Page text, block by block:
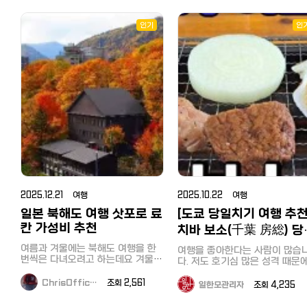
고 있습니다. 【주의사항】 본 쿠폰은,
세금 불포함 10,000엔 이상 면세로
구매 시 1회에 한해 유효합니다. 또
한, 이하의 상품은 할인 대상에서 제
외되며, 할인 조건에는 포함되지 않
으므로, 미리 양해 부탁드립니다.
【할인 대상 외 상품】 술, 담배,
POSA 카드, 단품 100,000엔(세금
불포함) 이상의 상품 및 가격 제한이
있는 상품 등 쿠폰은 반드시 결제 시
제시해 주시길 바랍니다. 결제 후, 쿠
폰을 제시하는 경우에는 사용이 불
가하오니 양해 부탁드립니다. 캡쳐
(스크린샷) 이미지는 사용할 수 없습
니다. 다른 할인이나 서비스, majica
카드와 함께 사용할 수 없습니다. 2.
최대급 드럭스토어인 마츠모토 키요
시의 할인 쿠폰입니다. 현지에서는
'마츠키요'로 불립니다^^ 내국인의
경우 보통 전용앱의 룰렛 등의 게임
으로 획득한 할인 쿠폰이나 점포에
서 나눠주는 쿠폰, 이전 구매때 받은
영수증을 사용하여 할인 받곤 합니
다. 구매금액에 따라 7%와 면세 할
인도 받을 수 있는 쿠폰입니다. 이
https://open.kakao.com/o/
일본인·외국인 → LINE 오픈챗
プンチャット「TOKYO TASTE
CREW ????????」
https://line.me/ti/g2/
※ 카카오톡을 쓰지 않으시는 분
LINE으로 입장하셔도 됩니다. 편하
신 채널로 입장해주세요. 문의:
tokyotastecrew@gmail.com
요. 동물 좋아하는 분들이라면 눈을
뗄 수 없는 시간이 될 거예요! 1. 눈망
울이 예쁜 '다마사슴(Fallow Deer)'
파라다이스 밸리에 들어서면 가장
먼저 우리를 반겨주는 친구들입니
다! 사진 속 아이들 좀 보세요. 점박
이 무늬가 매력적인 이 사슴들은 정
말 순하고 호기심이 많답니다. 홍길
동 투어 포인트: 저희 투어와 함께하
시면 현장에서 직접 먹이 주기 체험
을 하실 수 있어요. 손바닥에 먹이를
놓으면 사슴들이 조심스럽게 다가와
먹는 그 느낌! 아이들은 물론 어른들
도 금방 사슴의 매력에 푹 빠지게 된
답니다. 2. 뉴질랜드에서 만나는 '밀
림의 왕' 사자 뉴질랜드의 청정 자연
속에서 사자를 본다는 것, 상상해 보
셨나요? 이곳에는 위엄 넘치는 사자
가족이 살고 있어요. 놓치지 마세요:
매일 오후에 진행되는 사자 먹이 주
기 시간은 정말 압권입니다. 사육사
의 설명과 함께 사자들의 역동적인
모습을 바로 눈앞에서 관찰할 수 있
시간을 놓치지 않도록 일정을 완벽
하게 짜드립니다! 3. 복작복작 귀여
에 대한 관심이 뜨겁기도 했었는
이미 그전에 아빠어디가, VJ특공대,
캐시미어 화보촬영까지 뉴질랜드의
풍경을 담아간 TV프로그램들이
희 홍길동투어와 함께 했다는거
고계시나요 ? 많은 경력의 베테랑
가이드분들과 오랜 경력의 저희
장님을 믿고 현지 코디를 맡겨주
어요~ 뉴질랜드의 대자연을 느끼며
신나는 시간을 보냈던 '아빠어디
팀 ! 현장에 함께 하셨던 저희 사장
님도 송종국,윤민수,이종혁씨와
께 인증샷을 남기기도 했는데 사진
뒤로 보이는 배경이 정말 아름답
? vj 특공대가 뉴질랜드에 방문했을
때도 저희 홍길동 투어가 함께였습
니다. ^^ 로토루아, 그리고 와이토모,
타우포에서 뉴질랜드의 광활한
과 멋진 지열지대를 카메라에 담고
많은 분들과 홍길동투어가 함께
력을 했는데요^^ 한컷한컷 아름다운
뉴질랜드를 담아내기위해굉장히
은 노력과 분주함이 보이는 사진
구요~ 로토루아의 아름다운 풍경인
데요 맑고 푸른하늘의 색깔이 눈에
제일 먼저 들어옵니다~
인기
2025.12.21 여행
일본 북해도 여행 삿포로 료
칸 가성비 추천
여름과 겨울에는 북해도 여행을 한
번씩은 다녀오려고 하는데요 겨울은
큽니다. 겨울 삿포로 여행만 다섯 번
째인데 겨울이 긴 만큼 두 번을 다녀
ChrisOffic… 조회 2,561
인
2025.10.22 여행
[도쿄 당일치기 여행 추
치바 보소(千葉 房総) 당
치기 버스 투어! 조개구이
뷔페, 도쿄만 횡단유람
여행을 좋아한다는 사람이 많습
다. 저도 호기심 많은 성격 때문
즐기는 것을 누구보다 좋아합니
하지만 막상 시간이 있어서 여행
일한모관리자 조회 4,235